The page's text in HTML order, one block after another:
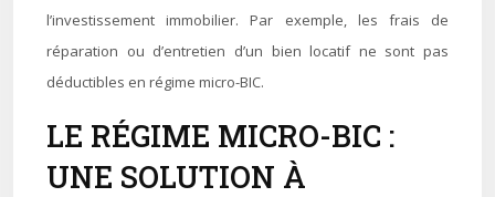
l’investissement immobilier. Par exemple, les frais de
réparation ou d’entretien d’un bien locatif ne sont pas
déductibles en régime micro-BIC.
LE RÉGIME MICRO-BIC :
UNE SOLUTION À